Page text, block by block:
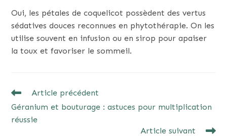
Oui, les pétales de coquelicot possèdent des vertus
sédatives douces reconnues en phytothérapie. On les
utilise souvent en infusion ou en sirop pour apaiser
la toux et favoriser le sommeil.
READ
ARTICLES
Article précédent
Géranium et bouturage : astuces pour multiplication
réussie
Article suivant